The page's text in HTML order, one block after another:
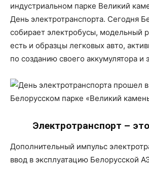
индустриальном парке Великий
День электротранспорта. Сегодня
собирает электробусы, модельный
есть и образцы легковых авто,
по созданию своего аккумулятора и
Электротранспорт –
Дополнительный импульс
ввод в эксплуатацию Белорусской